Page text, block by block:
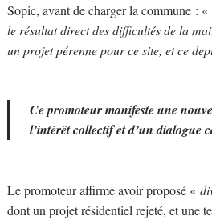
Sopic, avant de charger la commune : «
le résultat direct des difficultés de la
un projet pérenne pour ce site, et ce
Ce promoteur manifeste une
l’intérêt collectif et d’un dialogue
Le promoteur affirme avoir proposé «
dont un projet résidentiel rejeté, et une